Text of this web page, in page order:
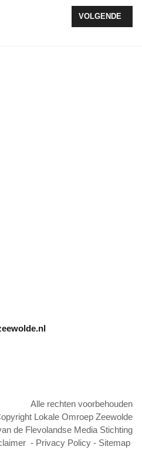
HARTEN SLOTJES VOOR
VOLGENDE
VOLGENDE
Alle rechten voorbehouden
Lokale Omroep Zeewolde
de Flevolandse Media Stichting
- Privacy Policy - Sitemap